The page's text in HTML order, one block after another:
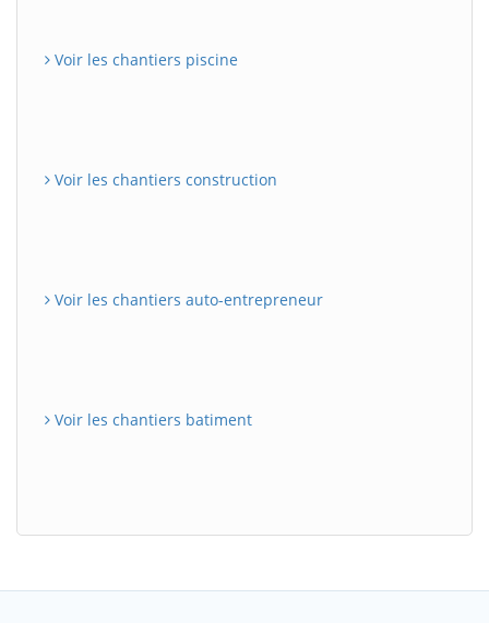
Voir les chantiers piscine
Voir les chantiers construction
Voir les chantiers auto-entrepreneur
Voir les chantiers batiment